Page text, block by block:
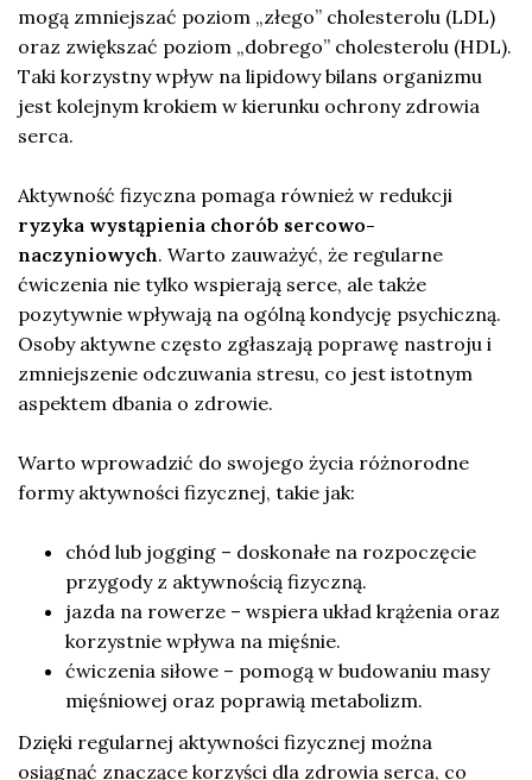
mogą zmniejszać poziom „złego” cholesterolu (LDL)
oraz zwiększać poziom „dobrego” cholesterolu (HDL).
Taki korzystny wpływ na lipidowy bilans organizmu
jest kolejnym krokiem w kierunku ochrony zdrowia
serca.
Aktywność fizyczna pomaga również w redukcji
ryzyka wystąpienia chorób sercowo-
naczyniowych. Warto zauważyć, że regularne
ćwiczenia nie tylko wspierają serce, ale także
pozytywnie wpływają na ogólną kondycję psychiczną.
Osoby aktywne często zgłaszają poprawę nastroju i
zmniejszenie odczuwania stresu, co jest istotnym
aspektem dbania o zdrowie.
Warto wprowadzić do swojego życia różnorodne
formy aktywności fizycznej, takie jak:
chód lub jogging – doskonałe na rozpoczęcie
przygody z aktywnością fizyczną.
jazda na rowerze – wspiera układ krążenia oraz
korzystnie wpływa na mięśnie.
ćwiczenia siłowe – pomogą w budowaniu masy
mięśniowej oraz poprawią metabolizm.
Dzięki regularnej aktywności fizycznej można
osiągnąć znaczące korzyści dla zdrowia serca, co